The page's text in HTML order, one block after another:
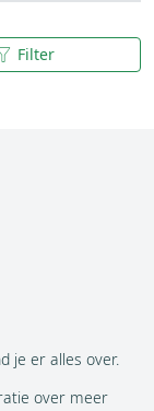
Filter
je er alles over.
over meer